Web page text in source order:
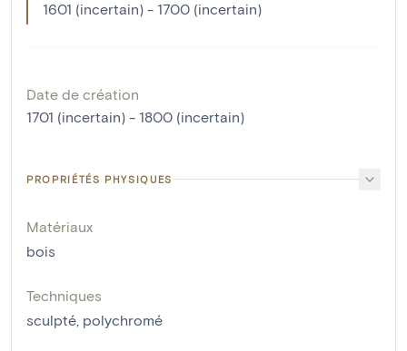
1601 (incertain) - 1700 (incertain)
Date de création
1701 (incertain) - 1800 (incertain)
PROPRIÉTÉS PHYSIQUES
Matériaux
bois
Techniques
sculpté, polychromé